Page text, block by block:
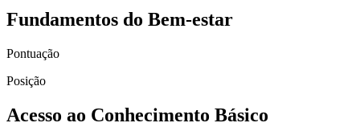
Fundamentos do Bem-estar
Pontuação
Posição
Acesso ao Conhecimento Básico